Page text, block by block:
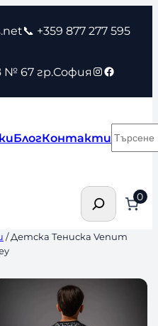
📞 +359 877 277 595
№ 67 гр.София Instagram
Facebook
БлогКонтакти
Търсене 0
/ Детска Тениска Venum